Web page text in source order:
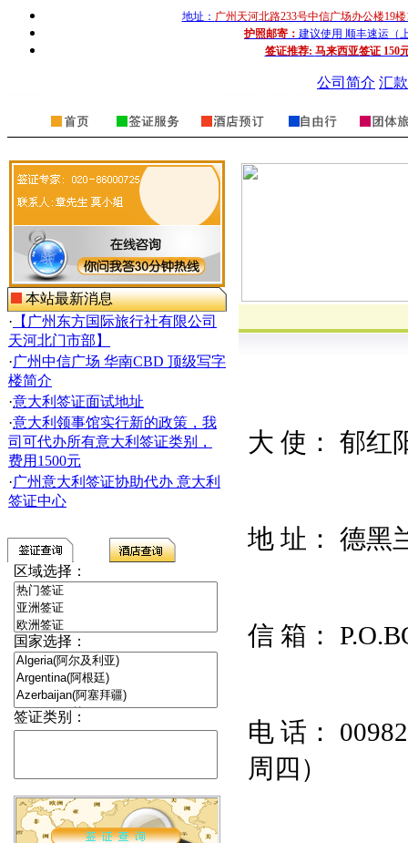
地址： 广州天河北路233号中信广场办公楼19
护照邮寄： 建议使用 顺丰速运（
签证推荐: 马来西亚签证 150
公司简介 汇
本站最新消息
· 【广州东方国际旅行社有限公司
天河北门市部】
·广州中信广场 华南CBD 顶级写字
楼简介
·意大利签证面试地址
·意大利领事馆实行新的政策，我
司可代办所有意大利签证类别，
费用1500元
·广州意大利签证协助代办 意大利
签证中心
区域选择：
国家选择：
签证类别：
大 使： 郁红
地 址： 德黑
信 箱：
电 话：
周四）